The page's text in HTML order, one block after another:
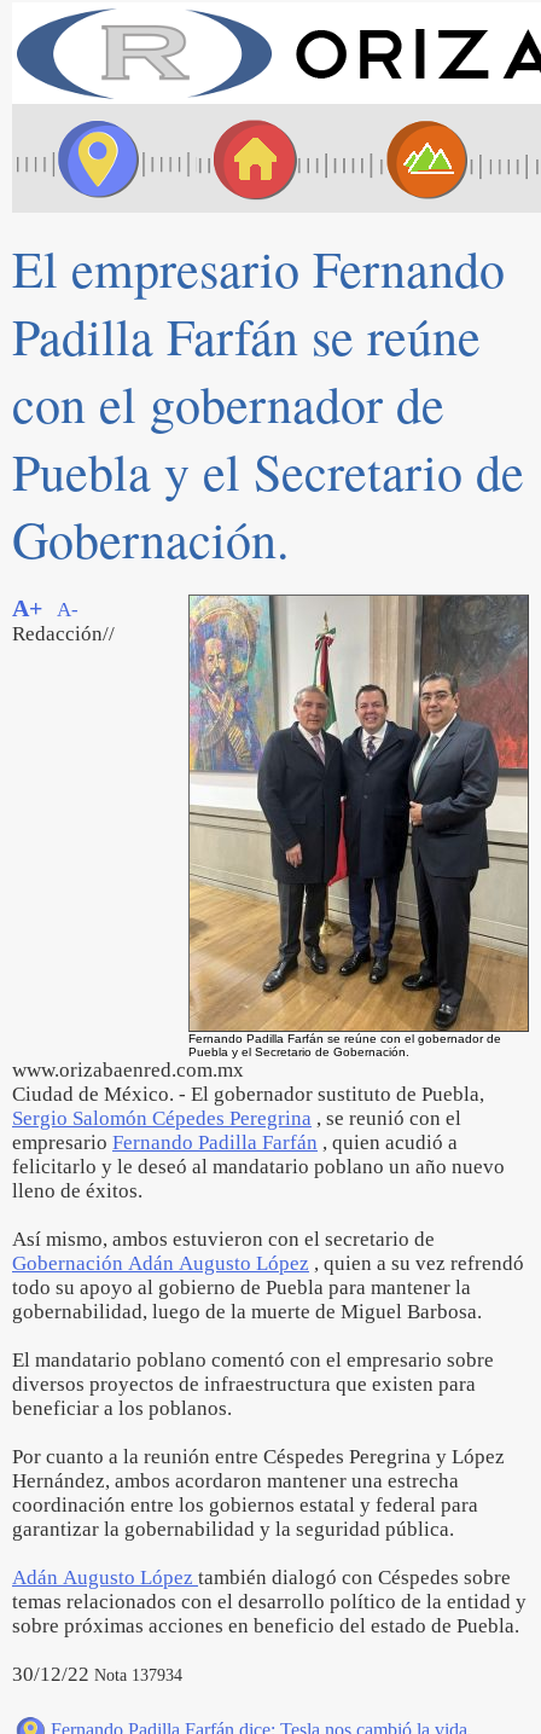
El empresario Fernando
Padilla Farfán se reúne
con el gobernador de
Puebla y el Secretario de
Gobernación.
Fernando Padilla Farfán se reúne con el gobernador de
Puebla y el Secretario de Gobernación.
A+
A-
Redacción//
www.orizabaenred.com.mx
Ciudad de México. - El gobernador sustituto de Puebla,
Sergio Salomón Cépedes Peregrina , se reunió con el
empresario Fernando Padilla Farfán , quien acudió a
felicitarlo y le deseó al mandatario poblano un año nuevo
lleno de éxitos.
Así mismo, ambos estuvieron con el secretario de
Gobernación Adán Augusto López , quien a su vez refrendó
todo su apoyo al gobierno de Puebla para mantener la
gobernabilidad, luego de la muerte de Miguel Barbosa.
El mandatario poblano comentó con el empresario sobre
diversos proyectos de infraestructura que existen para
beneficiar a los poblanos.
Por cuanto a la reunión entre Céspedes Peregrina y López
Hernández, ambos acordaron mantener una estrecha
coordinación entre los gobiernos estatal y federal para
garantizar la gobernabilidad y la seguridad pública.
Adán Augusto López también dialogó con Céspedes sobre
temas relacionados con el desarrollo político de la entidad y
sobre próximas acciones en beneficio del estado de Puebla.
30/12/22 Nota 137934
Fernando Padilla Farfán dice: Tesla nos cambió la vida.